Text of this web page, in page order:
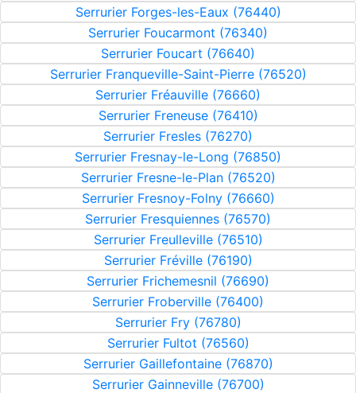
Serrurier Forges-les-Eaux (76440)
Serrurier Foucarmont (76340)
Serrurier Foucart (76640)
Serrurier Franqueville-Saint-Pierre (76520)
Serrurier Fréauville (76660)
Serrurier Freneuse (76410)
Serrurier Fresles (76270)
Serrurier Fresnay-le-Long (76850)
Serrurier Fresne-le-Plan (76520)
Serrurier Fresnoy-Folny (76660)
Serrurier Fresquiennes (76570)
Serrurier Freulleville (76510)
Serrurier Fréville (76190)
Serrurier Frichemesnil (76690)
Serrurier Froberville (76400)
Serrurier Fry (76780)
Serrurier Fultot (76560)
Serrurier Gaillefontaine (76870)
Serrurier Gainneville (76700)